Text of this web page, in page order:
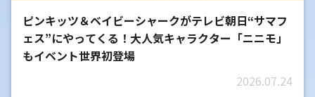
ピンキッツ＆ベイビーシャークがテレビ朝日“サマフ
ェス”にやってくる！大人気キャラクター「ニニモ」
もイベント世界初登場
2026.07.24